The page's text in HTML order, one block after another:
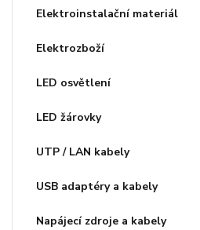
Elektroinstalační materiál
Elektrozboží
LED osvětlení
LED žárovky
UTP / LAN kabely
USB adaptéry a kabely
Napájecí zdroje a kabely